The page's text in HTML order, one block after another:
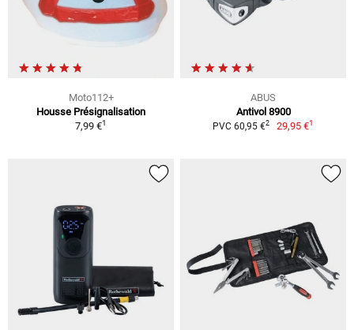
Moto112+
Housse Présignalisation
7,99 €1
ABUS
Antivol 8900
PVC 60,95 €2 29,95 €1